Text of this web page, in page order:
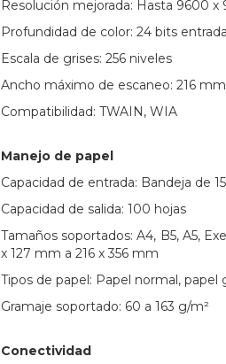
Resolución mejorada: Hasta 9600 x
Profundidad de color: 24 bits
Escala de grises: 256 niveles
Ancho máximo de escaneo: 216 mm
Compatibilidad: TWAIN, WIA
Manejo de papel
Capacidad de entrada: Bandeja de
Capacidad de salida: 100 hojas
Tamaños soportados: A4, B5, A5,
x 127 mm a 216 x 356 mm
Tipos de papel: Papel normal, papel
Gramaje soportado: 60 a 163 g/m²
Conectividad